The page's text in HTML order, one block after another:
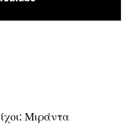
Μιράντα